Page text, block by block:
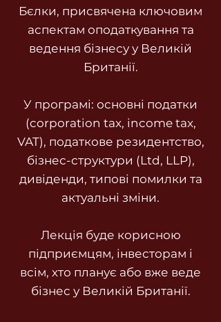
Бєлки, присвячена ключовим
аспектам оподаткування та
ведення бізнесу у Великій
Британії.
У програмі: основні податки
(corporation tax, income tax,
VAT), податкове резидентство,
бізнес-структури (Ltd, LLP),
дивіденди, типові помилки та
актуальні зміни.
Лекція буде корисною
підприємцям, інвесторам і
всім, хто планує або вже веде
бізнес у Великій Британії.